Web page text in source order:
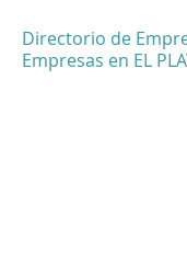
Directorio de
Empresas en EL